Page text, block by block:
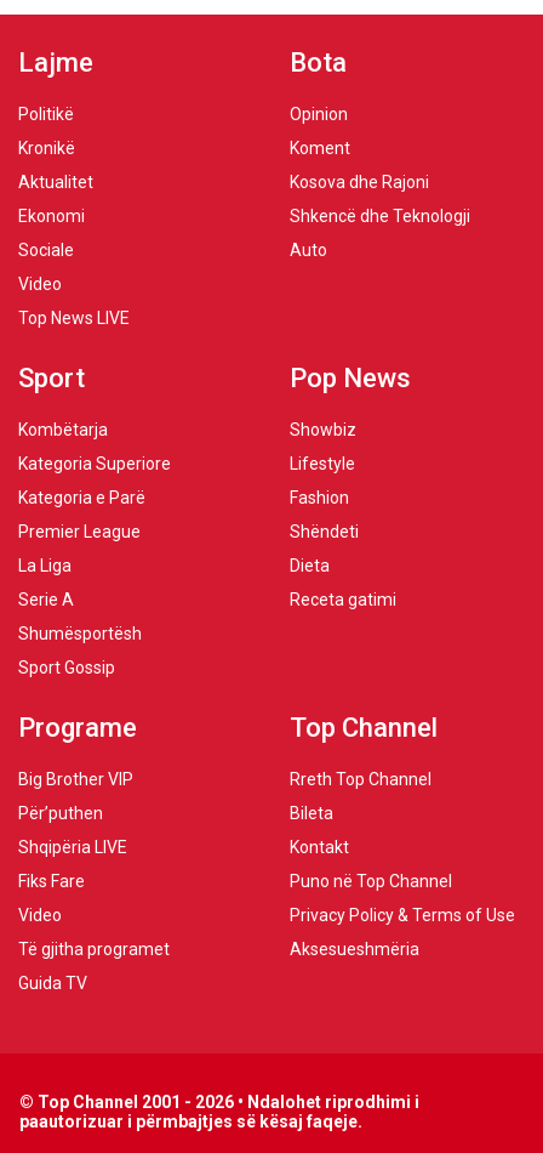
Lajme
Politikë
Kronikë
Aktualitet
Ekonomi
Sociale
Video
Top News LIVE
Bota
Opinion
Koment
Kosova dhe Rajoni
Shkencë dhe Teknologji
Auto
Sport
Kombëtarja
Kategoria Superiore
Kategoria e Parë
Premier League
La Liga
Serie A
Shumësportësh
Sport Gossip
Pop News
Showbiz
Lifestyle
Fashion
Shëndeti
Dieta
Receta gatimi
Programe
Big Brother VIP
Për’puthen
Shqipëria LIVE
Fiks Fare
Video
Të gjitha programet
Guida TV
Top Channel
Rreth Top Channel
Bileta
Kontakt
Puno në Top Channel
Privacy Policy & Terms of Use
Aksesueshmëria
© Top Channel 2001 - 2026 • Ndalohet riprodhimi i
paautorizuar i përmbajtjes së kësaj faqeje.